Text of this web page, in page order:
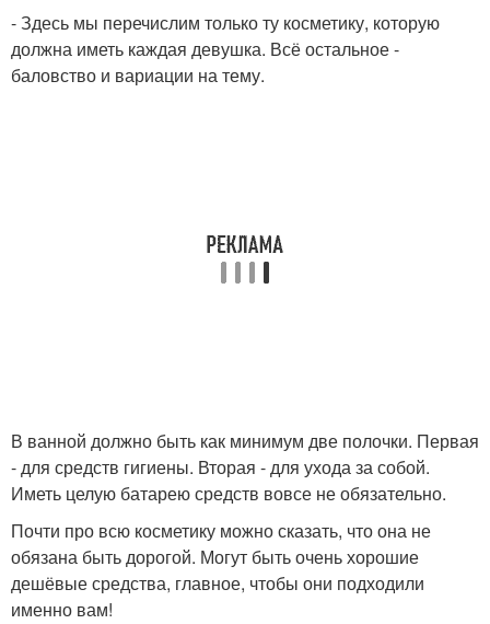
- Здесь мы перечислим только ту косметику, которую
должна иметь каждая девушка. Всё остальное -
баловство и вариации на тему.
В ванной должно быть как минимум две полочки. Первая
- для средств гигиены. Вторая - для ухода за собой.
Иметь целую батарею средств вовсе не обязательно.
Почти про всю косметику можно сказать, что она не
обязана быть дорогой. Могут быть очень хорошие
дешёвые средства, главное, чтобы они подходили
именно вам!